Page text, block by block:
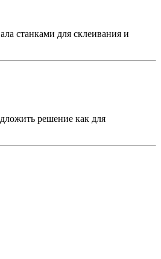
станками для склеивания и
решение как для